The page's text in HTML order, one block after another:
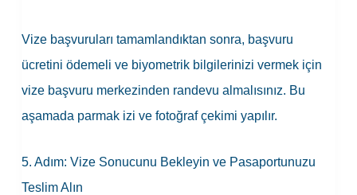
Vize başvuruları tamamlandıktan sonra, başvuru
ücretini ödemeli ve biyometrik bilgilerinizi vermek için
vize başvuru merkezinden randevu almalısınız. Bu
aşamada parmak izi ve fotoğraf çekimi yapılır.
5. Adım: Vize Sonucunu Bekleyin ve Pasaportunuzu
Teslim Alın